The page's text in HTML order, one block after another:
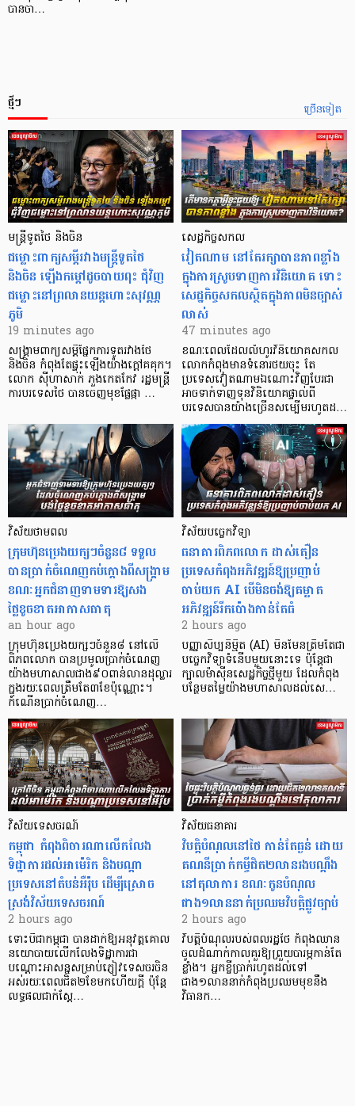
បានចា…
ច្រើនទៀត
ថ្មីៗ
មន្ត្រីទូតថៃ និងចិន
ជម្លោះពាក្យសម្តីរវាងមន្ត្រីទូតថៃ
និងចិន ឡើងកម្ដៅដូចបាយពុះ ជុំវិញ
ជម្លោះនៅព្រលានយន្តហោះសុវណ្ណ
ភូមិ
19 minutes ago
សង្គ្រាមពាក្យសម្តីផ្នែកការទូតរវាងថៃ
និងចិន កំពុងតែផ្ទុះឡើងយ៉ាងក្តៅគគុក។
លោក ស៊ីហាសាក់ ភួងកេតកែវ រដ្ឋមន្ត្រី
ការបរទេសថៃ បានចេញមុខផ្លែផ្កា …
សេដ្ឋកិច្ចសកល
វៀតណាម នៅតែរក្សាបានភាពខ្លាំង
ក្នុងការស្រូបទាញការវិនិយោគ​ ទោះ
សេដ្ឋកិច្ចសកលស្ថិតក្នុងភាពមិនច្បាស់
លាស់
47 minutes ago
ខណៈពេលដែលលំហូរវិនិយោគសកល
លោកកំពុងមានទំនោរថយចុះ តែ
ប្រទេសវៀតណាមឯណោះវិញបែរជា
អាចទាក់ទាញទុនវិនិយោគផ្ទាល់ពី
បរទេសបានយ៉ាងច្រើនសម្បើមរហូតដ…
វិស័យថាមពល
ក្រុមហ៊ុនប្រេងយក្សៗចំនួន៨ ទទួល
បានប្រាក់ចំណេញកប់ក្តោងពីសង្គ្រាម
ខណៈអ្នកជំនាញទាមទារឱ្យសង
ថ្លៃខូចខាតអាកាសធាតុ
an hour ago
ក្រុមហ៊ុនប្រេងយក្សៗចំនួន៨ នៅលើ
ពិភពលោក បានប្រមូលប្រាក់ចំណេញ
យ៉ាងមហាសាលជាង៩០ពាន់លានដុល្លារ
ក្នុងរយៈពេលត្រឹមតែ៣ខែប៉ុណ្ណោះ។
កំណើនប្រាក់ចំណេញ…
វិស័យបច្ចេកវិទ្យា
ធនាគារពិភពលោក ដាស់តឿន
ប្រទេសកំពុងអភិវឌ្ឍន៍ឱ្យប្រញាប់
ចាប់យក AI បើមិនចង់ឱ្យគម្លាត
អភិវឌ្ឍន៍រីកប៉ោងកាន់តែធំ
2 hours ago
បញ្ញាសិប្បនិម្មិត (AI) មិនមែនត្រឹមតែជា
បច្ចេកវិទ្យាទំនើបមួយនោះទេ ប៉ុន្តែជា
ក្បាលម៉ាស៊ីនសេដ្ឋកិច្ចថ្មីមួយ ដែលកំពុង
បន្ថែមតម្លៃយ៉ាងមហាសាលដល់សេ…
វិស័យទេសចរណ៍
កម្ពុជា កំពុងពិចារណាលើកលែង
ទិដ្ឋាការដល់អាម៉េរិក និងបណ្តា
ប្រទេសនៅតំបន់អឺរ៉ុប ដើម្បីស្រោច
ស្រង់វិស័យទេសចរណ៍
2 hours ago
ទោះបីជាកម្ពុជា បានដាក់ឱ្យអនុវត្តគោល
នយោបាយលើកលែងទិដ្ឋាការជា
បណ្ដោះអាសន្នសម្រាប់ភ្ញៀវទេសចរចិន
អស់រយៈពេលជិត២ខែមកហើយក្ដី ប៉ុន្តែ
លទ្ធផលជាក់ស្ដែ…
វិស័យធនាគារ
វិបត្តិបំណុល​នៅថៃ កាន់តែធ្ងន់ ដោយ
គណនីប្រាក់កម្ចីជិត២លានរងបណ្តឹង
នៅតុលាការ ខណៈកូនបំណុល
ជាង១លាននាក់ប្រឈមវិបត្តិផ្លូវច្បាប់
2 hours ago
វិបត្តិបំណុលរបស់ពលរដ្ឋថៃ កំពុងឈាន
ចូលដំណាក់កាលគួរឱ្យព្រួយបារម្ភកាន់តែ
ខ្លាំង។ អ្នកខ្ចីប្រាក់​រហូតដល់​ទៅ
ជាង១លាននាក់កំពុងប្រឈមមុខនឹង
វិធានក…